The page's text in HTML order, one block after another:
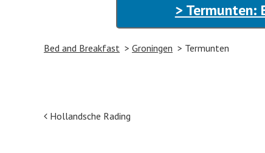
> Termunten:
Bed and Breakfast Groningen Termunten
Post navigation
Hollandsche Rading